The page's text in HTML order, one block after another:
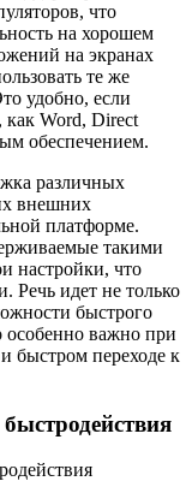
что
на хорошем
на экранах
те же
удобно, если
как Word, Direct
обеспечением.
различных
внешних
платформе.
такими
настройки, что
Речь идет не только
быстрого
особенно важно при
быстром переходе к